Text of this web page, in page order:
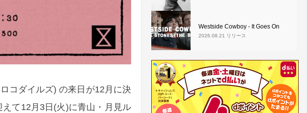
コダイルズ) の来日が12月に決
て12月3日(火)に青山・月見ル
Westside Cowboy - It Goes On
2026.08.21 リリース